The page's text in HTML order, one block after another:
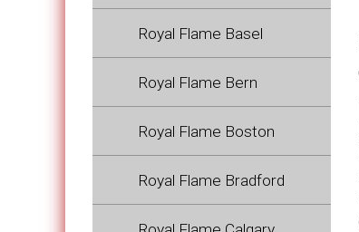
Royal Flame Basel
Royal Flame Bern
Royal Flame Boston
Royal Flame Bradford